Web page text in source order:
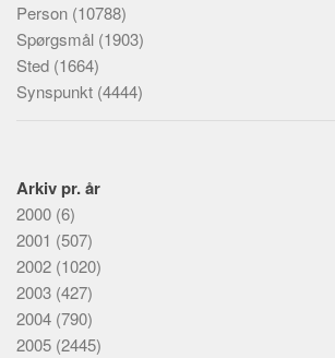
Person (10788)
Spørgsmål (1903)
Sted (1664)
Synspunkt (4444)
Arkiv pr. år
2000 (6)
2001 (507)
2002 (1020)
2003 (427)
2004 (790)
2005 (2445)